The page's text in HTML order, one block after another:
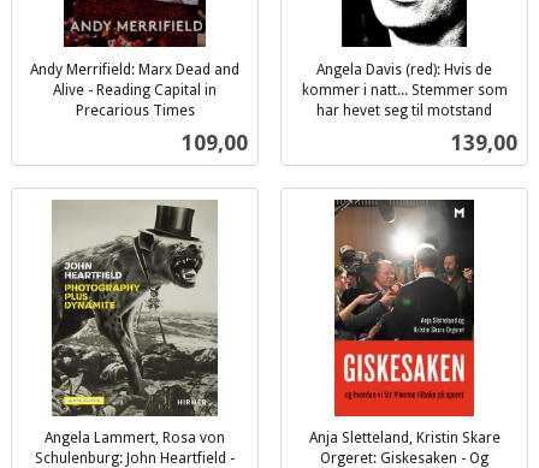
Andy Merrifield: Marx Dead and
Alive - Reading Capital in
Precarious Times
Pris
109,00
Angela Davis (red): Hvis de
kommer i natt... Stemmer som
har hevet seg til motstand
Pris
139,00
Angela Lammert, Rosa von
Schulenburg: John Heartfield -
Anja Sletteland, Kristin Skare
Orgeret: Giskesaken - Og